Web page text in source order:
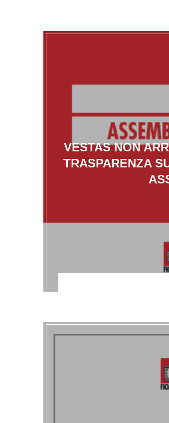
VESTAS NON
TRASPARENZA